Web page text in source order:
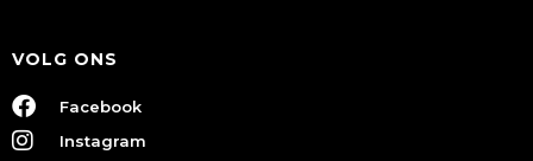
VOLG ONS
Facebook
Instagram